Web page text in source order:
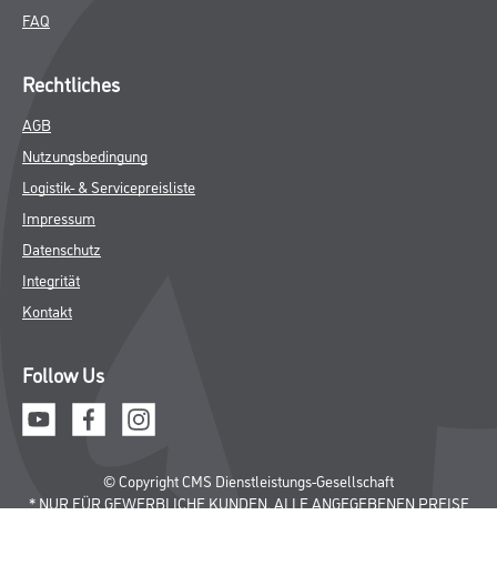
FAQ
Rechtliches
AGB
Nutzungsbedingung
Logistik- & Servicepreisliste
Impressum
Datenschutz
Integrität
Kontakt
Follow Us
© Copyright CMS Dienstleistungs-Gesellschaft
* NUR FÜR GEWERBLICHE KUNDEN. ALLE ANGEGEBENEN PREISE